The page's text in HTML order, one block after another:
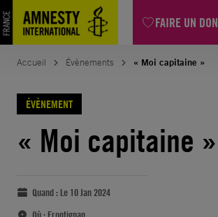
FAIRE UN DON
Accueil Évènements « Moi capitaine »
ÉVÈNEMENT
« Moi capitaine »
Quand : Le 10 Jan 2024
Où : Frontignan